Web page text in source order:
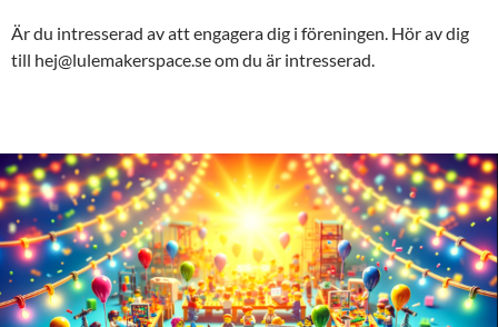
Är du intresserad av att engagera dig i föreningen. Hör av dig
till hej@lulemakerspace.se om du är intresserad.